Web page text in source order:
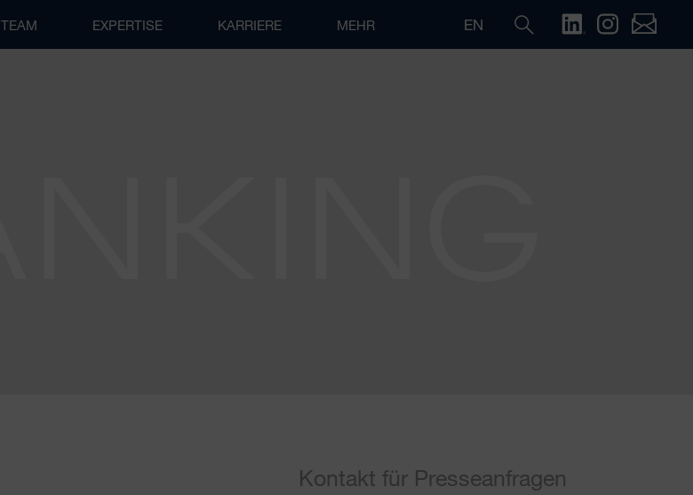
TEAM EXPERTISE KARRIERE MEHR EN
Kontakt für Presseanfragen